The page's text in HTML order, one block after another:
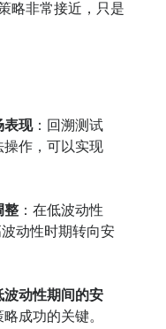
略非常接近，只是
表现：回溯测试
操作，可以实现
整 ：在低波动性
动性时期转向安
波动性期间的安
成功的关键。